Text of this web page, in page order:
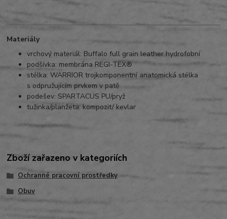
Materiály
vrchový materiál: Buffalo full grain leather hydrofobní
podšívka: membrána REGI-TEX®
stélka: WARRIOR trojkomponentní anatomická stélka
s odpružujícím prvkem v patě
podešev: SPARTACUS PU/pryž
tužinka/planžeta: kompozit/ kevlar
Zboží zařazeno v kategoriích
Ochranné pracovní prostředky
Obuv